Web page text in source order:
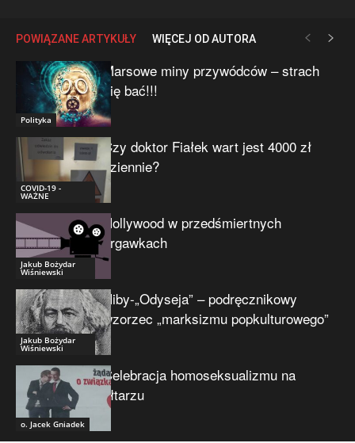
POWIĄZANE ARTYKUŁY WIĘCEJ OD AUTORA
Polityka
Marsowe miny przywódców – strach
się bać!!!
COVID-19 -
WAŻNE
Czy doktor Fiałek wart jest 4000 zł
dziennie?
Jakub Bożydar
Wiśniewski
Hollywood w przedśmiertnych
drgawkach
Jakub Bożydar
Wiśniewski
Niby-„Odyseja” – podręcznikowy
wzorzec „marksizmu popkulturowego”
o. Jacek Gniadek
Celebracja homoseksualizmu na
ołtarzu